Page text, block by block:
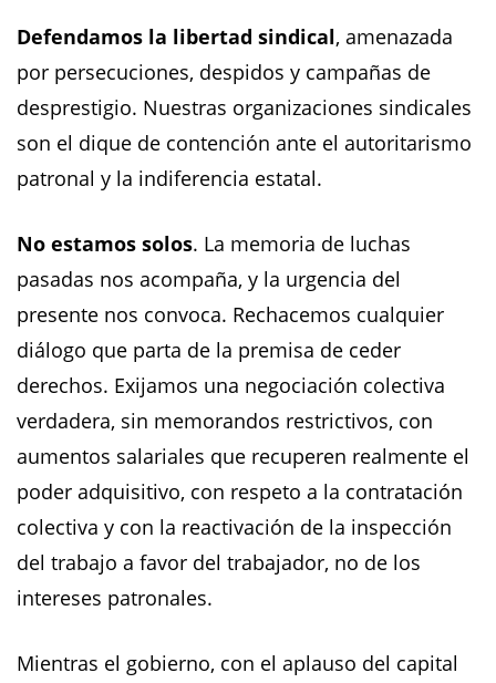
Defendamos la libertad sindical, amenazada
por persecuciones, despidos y campañas de
desprestigio. Nuestras organizaciones sindicales
son el dique de contención ante el autoritarismo
patronal y la indiferencia estatal.
No estamos solos. La memoria de luchas
pasadas nos acompaña, y la urgencia del
presente nos convoca. Rechacemos cualquier
diálogo que parta de la premisa de ceder
derechos. Exijamos una negociación colectiva
verdadera, sin memorandos restrictivos, con
aumentos salariales que recuperen realmente el
poder adquisitivo, con respeto a la contratación
colectiva y con la reactivación de la inspección
del trabajo a favor del trabajador, no de los
intereses patronales.
Mientras el gobierno, con el aplauso del capital